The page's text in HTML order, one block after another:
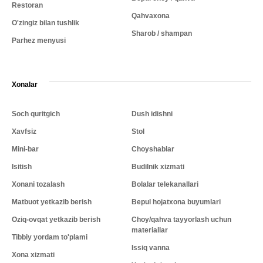
Restoran
O'zingiz bilan tushlik
Parhez menyusi
Qahvaxona
Sharob / shampan
Xonalar
Soch quritgich
Xavfsiz
Mini-bar
Isitish
Xonani tozalash
Matbuot yetkazib berish
Oziq-ovqat yetkazib berish
Tibbiy yordam to'plami
Xona xizmati
Dush idishni
Stol
Choyshablar
Budilnik xizmati
Bolalar telekanallari
Bepul hojatxona buyumlari
Choy/qahva tayyorlash uchun
materiallar
Issiq vanna